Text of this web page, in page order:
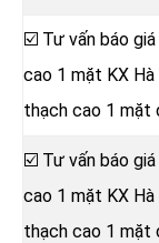
☑️ Tư vấn báo
cao 1 mặt KX
thạch cao 1 mặt
☑️ Tư vấn báo
cao 1 mặt KX
thạch cao 1 mặt